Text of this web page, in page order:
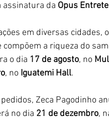
assinatura da Opus
em diversas
compõem a riqueza do
o dia 17 de agosto, no
, no Iguatemi Hall.
Zeca Pagodinho
no dia 21 de dezembro,